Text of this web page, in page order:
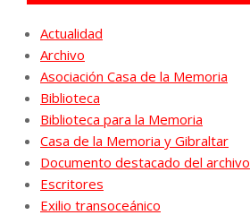
Actualidad
Archivo
Asociación Casa de la Memoria
Biblioteca
Biblioteca para la Memoria
Casa de la Memoria y Gibraltar
Documento destacado del archivo
Escritores
Exilio transoceánico